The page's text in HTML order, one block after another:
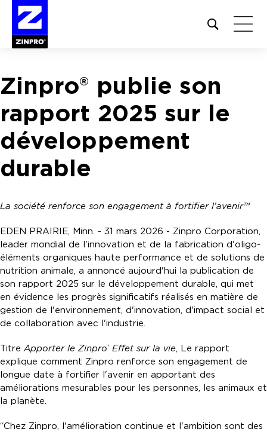
Open
site
Rechercher :
Zinpro® publie son
rapport 2025 sur le
développement
durable
La société renforce son engagement à fortifier l'avenir™
EDEN PRAIRIE, Minn. - 31 mars 2026 - Zinpro Corporation,
leader mondial de l'innovation et de la fabrication d'oligo-
éléments organiques haute performance et de solutions de
nutrition animale, a annoncé aujourd'hui la publication de
son rapport 2025 sur le développement durable, qui met
en évidence les progrès significatifs réalisés en matière de
gestion de l'environnement, d'innovation, d'impact social et
de collaboration avec l'industrie.
TitreApporter le Zinpro®Effet sur la vie, Le rapport
explique comment Zinpro renforce son engagement de
longue date à fortifier l'avenir en apportant des
améliorations mesurables pour les personnes, les animaux et
la planète.
“Chez Zinpro, l'amélioration continue et l'ambition sont des